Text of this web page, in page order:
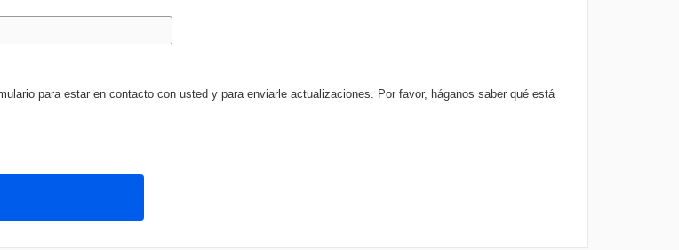
para estar en contacto con usted y para enviarle actualizaciones. Por favor, háganos saber qué está